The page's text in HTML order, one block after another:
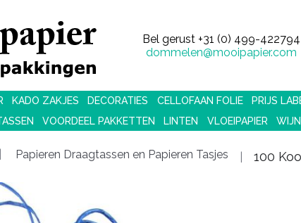
Bel gerust +31 (0) 499-422794
dommelen@mooipapier.com
KADO ZAKJES DECORATIES CELLOFAAN FOLIE PRIJS
VOORDEEL PAKKETTEN LINTEN VLOEIPAPIER
Papieren Draagtassen en Papieren Tasjes 100